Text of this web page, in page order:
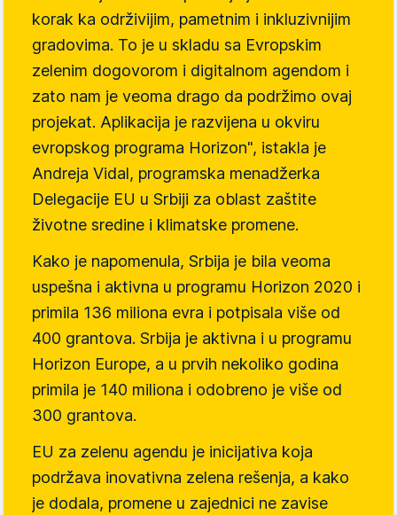
korak ka održivijim, pametnim i inkluzivnijim
gradovima. To je u skladu sa Evropskim
zelenim dogovorom i digitalnom agendom i
zato nam je veoma drago da podržimo ovaj
projekat. Aplikacija je razvijena u okviru
evropskog programa Horizon", istakla je
Andreja Vidal, programska menadžerka
Delegacije EU u Srbiji za oblast zaštite
životne sredine i klimatske promene.
Kako je napomenula, Srbija je bila veoma
uspešna i aktivna u programu Horizon 2020 i
primila 136 miliona evra i potpisala više od
400 grantova. Srbija je aktivna i u programu
Horizon Europe, a u prvih nekoliko godina
primila je 140 miliona i odobreno je više od
300 grantova.
EU za zelenu agendu je inicijativa koja
podržava inovativna zelena rešenja, a kako
je dodala, promene u zajednici ne zavise